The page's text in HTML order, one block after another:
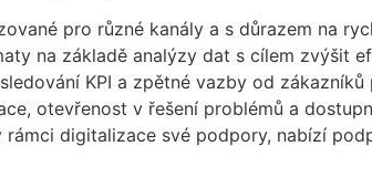
pro různé kanály a s důrazem na
na základě analýzy dat s cílem zvýšit
KPI a zpětné vazby od
otevřenost v řešení problémů a
digitalizace své podpory, nabízí